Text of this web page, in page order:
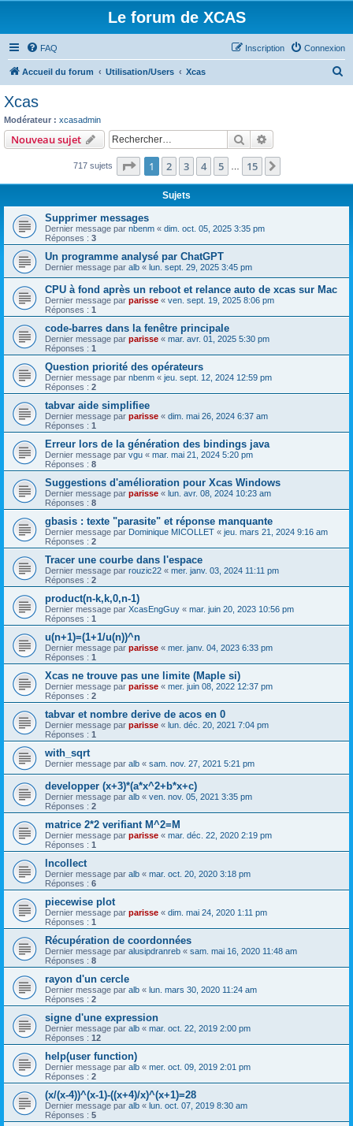
Le forum de XCAS
FAQ Connexion
Inscription
Accueil du forum Utilisation/Users Xcas
c
Xcas
Modérateur : xcasadmin
Nouveau sujet Rechercher
717 sujets Page 1sur15
1 2 3 4 5 15
Sujets
Supprimer messages
Dernier message par nbenm « dim. oct. 05, 2025 3:35 pm
Réponses : 3
Un programme analysé par ChatGPT
Dernier message par alb « lun. sept. 29, 2025 3:45 pm
CPU à fond après un reboot et relance auto de xcas sur Mac
Dernier message par parisse « ven. sept. 19, 2025 8:06 pm
Réponses : 1
code-barres dans la fenêtre principale
Dernier message par parisse « mar. avr. 01, 2025 5:30 pm
Réponses : 1
Question priorité des opérateurs
Dernier message par nbenm « jeu. sept. 12, 2024 12:59 pm
Réponses : 2
tabvar aide simplifiee
Dernier message par parisse « dim. mai 26, 2024 6:37 am
Réponses : 1
Erreur lors de la génération des bindings java
Dernier message par vgu « mar. mai 21, 2024 5:20 pm
Réponses : 8
Suggestions d'amélioration pour Xcas Windows
Dernier message par parisse « lun. avr. 08, 2024 10:23 am
Réponses : 8
gbasis : texte "parasite" et réponse manquante
Dernier message par Dominique MICOLLET « jeu. mars 21, 2024 9:16 am
Réponses : 2
Tracer une courbe dans l'espace
Dernier message par rouzic22 « mer. janv. 03, 2024 11:11 pm
Réponses : 2
product(n-k,k,0,n-1)
Dernier message par XcasEngGuy « mar. juin 20, 2023 10:56 pm
Réponses : 1
u(n+1)=(1+1/u(n))^n
Dernier message par parisse « mer. janv. 04, 2023 6:33 pm
Réponses : 1
Xcas ne trouve pas une limite (Maple si)
Dernier message par parisse « mer. juin 08, 2022 12:37 pm
Réponses : 2
tabvar et nombre derive de acos en 0
Dernier message par parisse « lun. déc. 20, 2021 7:04 pm
Réponses : 1
with_sqrt
Dernier message par alb « sam. nov. 27, 2021 5:21 pm
developper (x+3)*(a*x^2+b*x+c)
Dernier message par alb « ven. nov. 05, 2021 3:35 pm
Réponses : 2
matrice 2*2 verifiant M^2=M
Dernier message par parisse « mar. déc. 22, 2020 2:19 pm
Réponses : 1
lncollect
Dernier message par alb « mar. oct. 20, 2020 3:18 pm
Réponses : 6
piecewise plot
Dernier message par parisse « dim. mai 24, 2020 1:11 pm
Réponses : 1
Récupération de coordonnées
Dernier message par alusipdranreb « sam. mai 16, 2020 11:48 am
Réponses : 8
rayon d'un cercle
Dernier message par alb « lun. mars 30, 2020 11:24 am
Réponses : 2
signe d'une expression
Dernier message par alb « mar. oct. 22, 2019 2:00 pm
Réponses : 12
help(user function)
Dernier message par alb « mer. oct. 09, 2019 2:01 pm
Réponses : 2
(x/(x-4))^(x-1)-((x+4)/x)^(x+1)=28
Dernier message par alb « lun. oct. 07, 2019 8:30 am
Réponses : 5